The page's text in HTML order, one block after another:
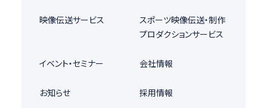
映像伝送サービス
スポーツ映像伝送・制作
プロダクションサービス
イベント・セミナー 会社情報
お知らせ 採用情報